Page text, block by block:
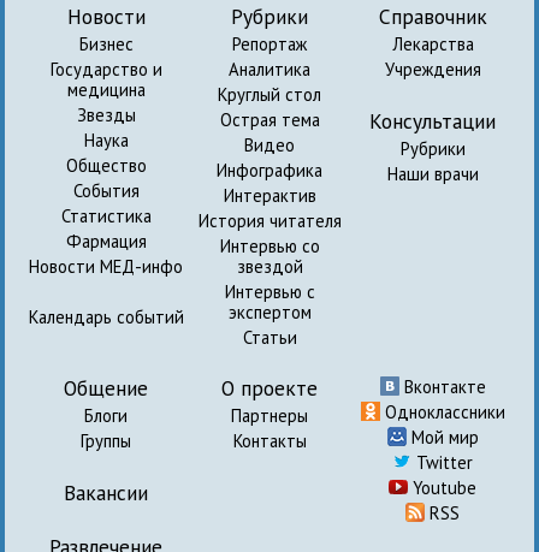
Новости
Бизнес
Государство и
медицина
Звезды
Наука
Общество
События
Статистика
Фармация
Новости МЕД-инфо
Календарь событий
Рубрики
Репортаж
Аналитика
Круглый стол
Острая тема
Видео
Инфографика
Интерактив
История читателя
Интервью со
звездой
Интервью с
экспертом
Статьи
Справочник
Лекарства
Учреждения
Консультации
Рубрики
Наши врачи
Общение
Блоги
Группы
Вакансии
Развлечение
О проекте
Партнеры
Контакты
Вконтакте
Одноклассники
Мой мир
Twitter
Youtube
RSS